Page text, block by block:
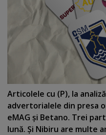
Articolele cu (P), la
advertorialele din presa
eMAG şi Betano. Trei
lună. Şi Nibiru are multe